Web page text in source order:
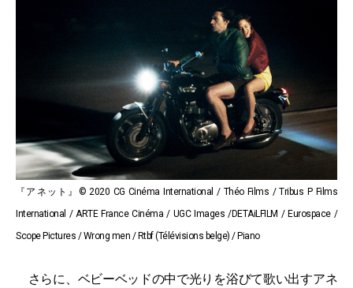
『アネット』© 2020 CG Cinéma International / Théo Films / Tribus P Films
International / ARTE France Cinéma / UGC Images /DETAiLFILM / Eurospace /
Scope Pictures / Wrong men / Rtbf (Télévisions belge) / Piano
さらに、ベビーベッドの中で光りを浴びて歌い出すアネ